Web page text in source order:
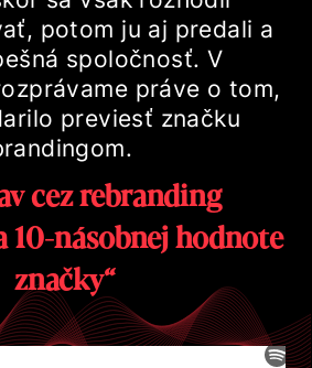
potom ju aj predali a
spoločnosť. V
práve o tom,
previesť značku
10-násobnej hodnote
značky“